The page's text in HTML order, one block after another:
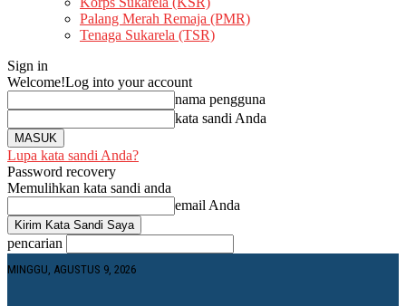
Palang Merah Remaja (PMR)
Tenaga Sukarela (TSR)
Sign in
Welcome!Log into your account
nama pengguna
kata sandi Anda
Lupa kata sandi Anda?
Password recovery
Memulihkan kata sandi anda
email Anda
pencarian
MINGGU, AGUSTUS 9, 2026